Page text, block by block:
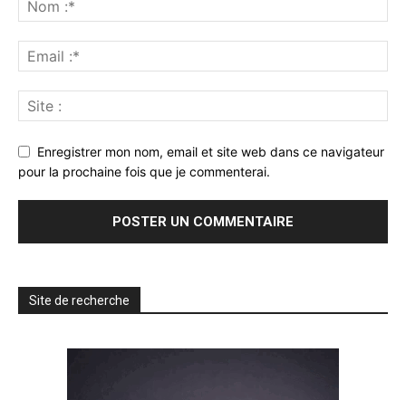
Enregistrer mon nom, email et site web dans ce navigateur
pour la prochaine fois que je commenterai.
Site de recherche